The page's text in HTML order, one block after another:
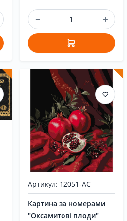
Артикул: 12051-AC
Картина за номерами
"Оксамитові плоди"